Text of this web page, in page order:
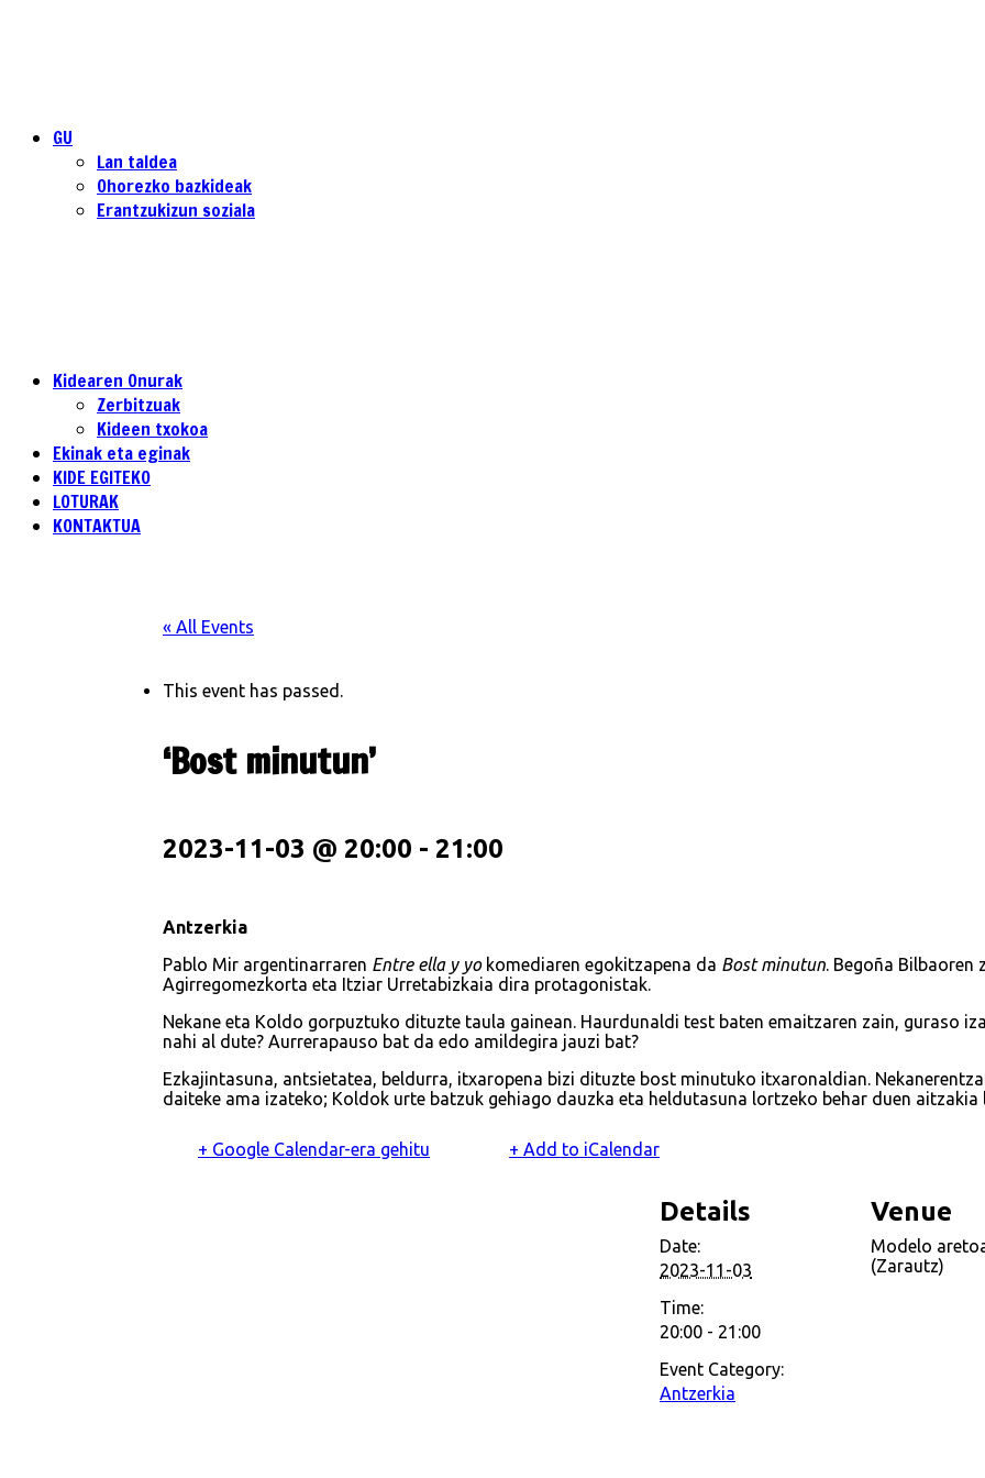
GU
Lan taldea
Ohorezko bazkideak
Erantzukizun soziala
Kidearen Onurak
Zerbitzuak
Kideen txokoa
Ekinak eta eginak
KIDE EGITEKO
LOTURAK
KONTAKTUA
« All Events
This event has passed.
‘Bost minutun’
2023-11-03 @ 20:00 - 21:00
Antzerkia
Pablo Mir argentinarraren Entre ella y yokomediaren egokitzapena da Bost minutun. Begoña Bilbaoren
Agirregomezkorta eta Itziar Urretabizkaia dira protagonistak.
Nekane eta Koldo gorpuztuko dituzte taula gainean. Haurdunaldi test baten emaitzaren zain, guraso
nahi al dute? Aurrerapauso bat da edo amildegira jauzi bat?
Ezkajintasuna, antsietatea, beldurra, itxaropena bizi dituzte bost minutuko itxaronaldian.
daiteke ama izateko; Koldok urte batzuk gehiago dauzka eta heldutasuna lortzeko behar duen
+ Google Calendar-era gehitu + Add to iCalendar
Details
Date:
2023-11-03
Time:
20:00 - 21:00
Event Category:
Antzerkia
Venue
Modelo
(Zarautz)